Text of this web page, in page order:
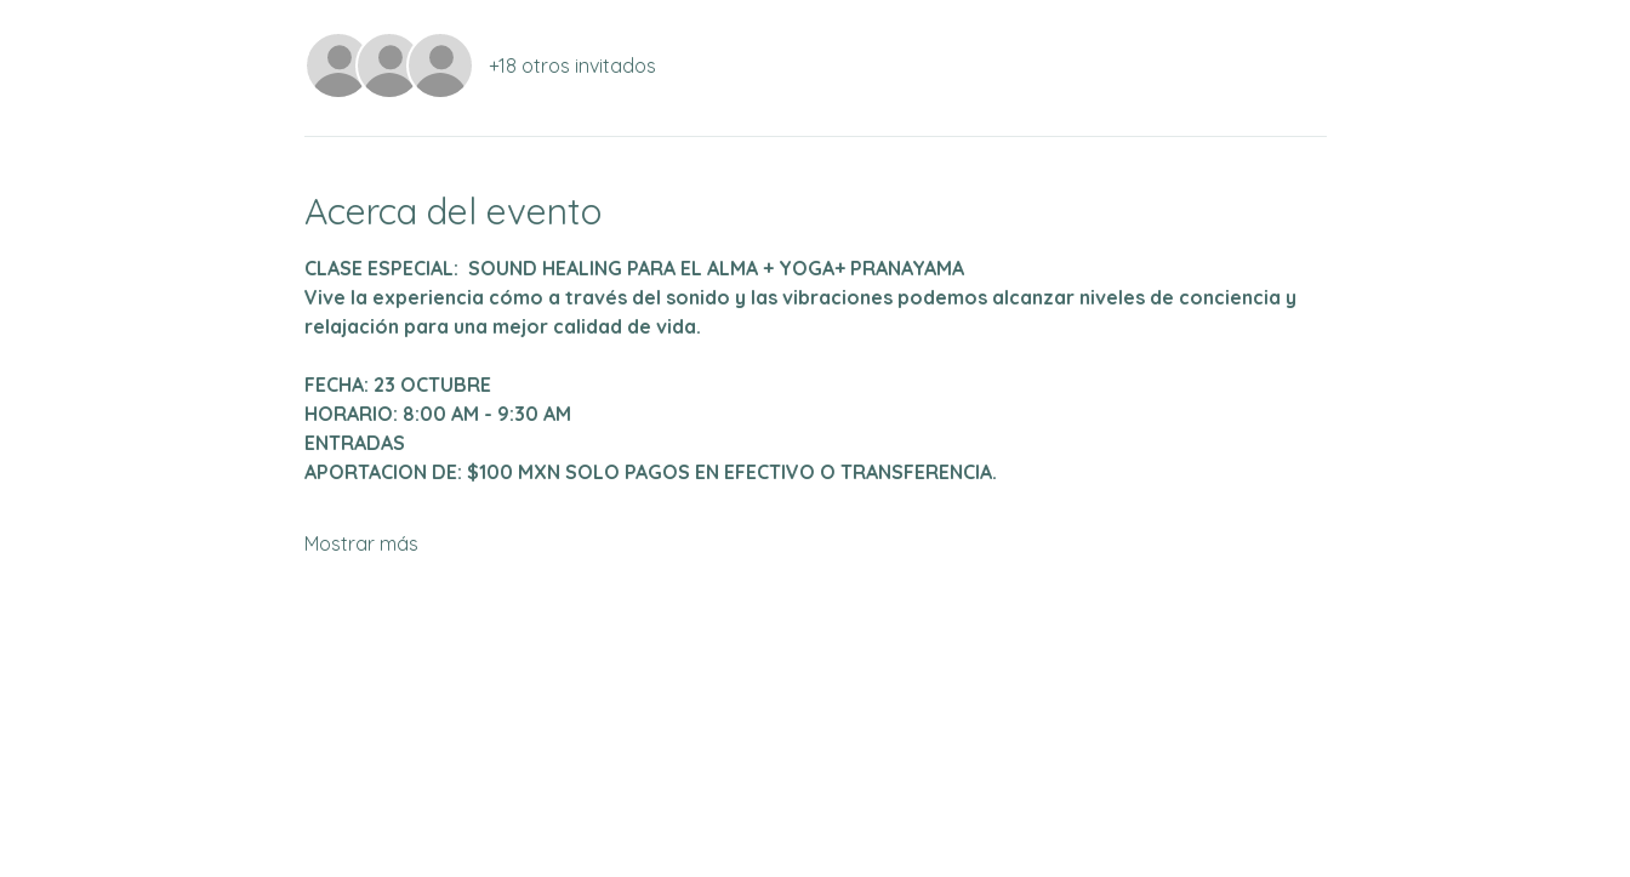
+18 otros invitados
Acerca del evento
CLASE ESPECIAL:  SOUND HEALING PARA EL ALMA + YOGA+ PRANAYAMA
Vive la experiencia cómo a través del sonido y las vibraciones podemos alcanzar niveles de conciencia y
relajación para una mejor calidad de vida.
FECHA: 23 OCTUBRE
HORARIO: 8:00 AM - 9:30 AM
ENTRADAS
APORTACION DE: $100 MXN SOLO PAGOS EN EFECTIVO O TRANSFERENCIA.
Mostrar más